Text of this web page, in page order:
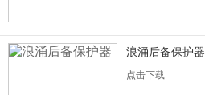
浪涌后备保护器
点击下载